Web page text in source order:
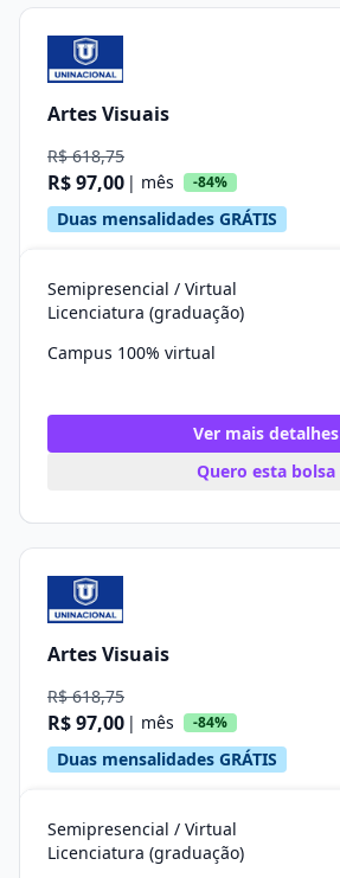
Artes Visuais
R$ 618,75
R$ 97,00 | mês -84%
Duas mensalidades GRÁTIS
Semipresencial / Virtual
Licenciatura (graduação)
Campus 100% virtual
Ver mais detalhes
Quero esta bolsa
Artes Visuais
R$ 618,75
R$ 97,00 | mês -84%
Duas mensalidades GRÁTIS
Semipresencial / Virtual
Licenciatura (graduação)